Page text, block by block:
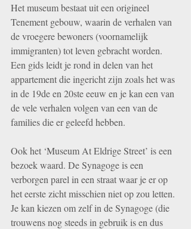
Het museum bestaat uit een origineel
Tenement gebouw, waarin de verhalen van
de vroegere bewoners (voornamelijk
immigranten) tot leven gebracht worden.
Een gids leidt je rond in delen van het
appartement die ingericht zijn zoals het was
in de 19de en 20ste eeuw en je kan een van
de vele verhalen volgen van een van de
families die er geleefd hebben.
Ook het ‘Museum At Eldrige Street’ is een
bezoek waard. De Synagoge is een
verborgen parel in een straat waar je er op
het eerste zicht misschien niet op zou letten.
Je kan kiezen om zelf in de Synagoge (die
trouwens nog steeds in gebruik is en dus